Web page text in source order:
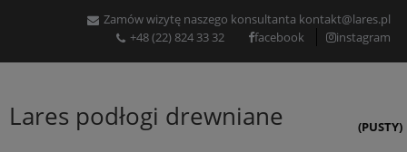
Zamów wizytę naszego konsultanta kontakt@lares.pl
+48 (22) 824 33 32
facebook instagram
Lares podłogi drewniane (PUSTY)